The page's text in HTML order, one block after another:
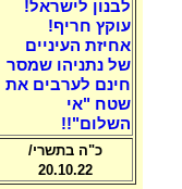
לבנון לישראל!
עוקץ חריף!
אחיזת העיניים
של נתניהו שמסר
חינם לערבים את
שטח "אי
השלום"!!
כ"ה בתשרי/
20.10.22